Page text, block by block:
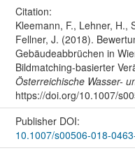
Citation:
Kleemann, F., Lehner, H.,
Fellner, J. (2018).
Gebäudeabbrüchen in
Bildmatching-basierter
Österreichische Wasser-
https://doi.org/10.1007/
Publisher DOI:
10.1007/s00506-018-